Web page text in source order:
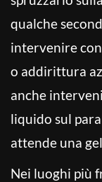
qualche
intervenire
o addirittura
anche
liquido sul
attende una
Nei luoghi più